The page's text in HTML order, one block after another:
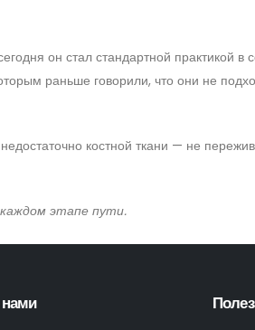
он стал стандартной практикой в
раньше говорили, что они не
костной ткани — не
этапе пути.